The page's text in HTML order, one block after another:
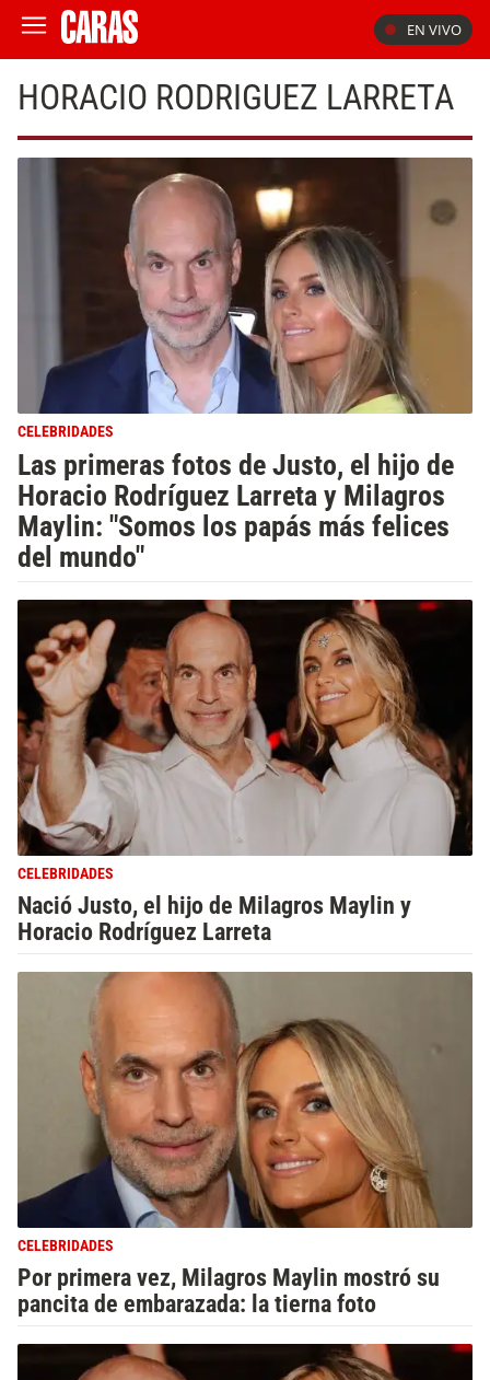
EN VIVO
HORACIO RODRIGUEZ LARRETA
CELEBRIDADES
Las primeras fotos de Justo, el hijo de
Horacio Rodríguez Larreta y Milagros
Maylin: "Somos los papás más felices
del mundo"
CELEBRIDADES
Nació Justo, el hijo de Milagros Maylin y
Horacio Rodríguez Larreta
CELEBRIDADES
Por primera vez, Milagros Maylin mostró su
pancita de embarazada: la tierna foto